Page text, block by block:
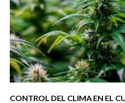
CONTROL DEL CLIMA EN EL